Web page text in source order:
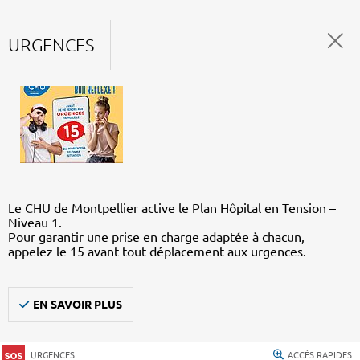
URGENCES
Le CHU de Montpellier active le Plan Hôpital en Tension –
Niveau 1.
Pour garantir une prise en charge adaptée à chacun,
appelez le 15 avant tout déplacement aux urgences.
EN SAVOIR PLUS
URGENCES ACCÈS RAPIDES